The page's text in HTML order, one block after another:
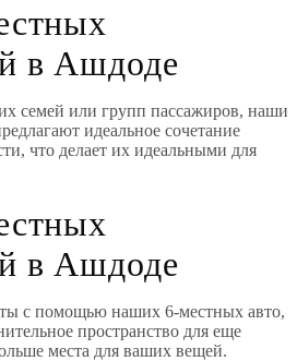
в Ашдоде
семей или групп пассажиров, наши
идеальное сочетание
что делает их идеальными для
в Ашдоде
с помощью наших 6-местных авто,
пространство для еще
места для ваших вещей.